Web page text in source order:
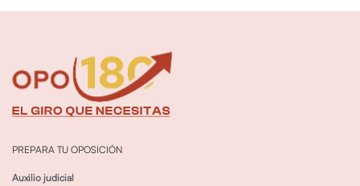
PREPARA TU OPOSICIÓN
Auxilio judicial